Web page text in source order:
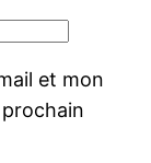
et mon